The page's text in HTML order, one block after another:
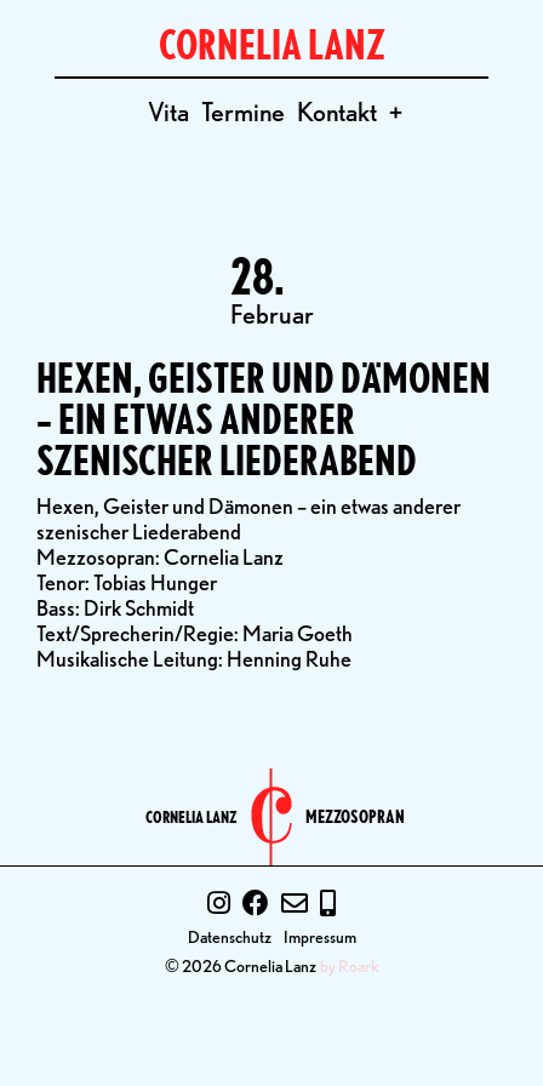
CORNELIA LANZ
Vita Termine Kontakt +
28.
Februar
HEXEN, GEISTER UND DÄMONEN
– EIN ETWAS ANDERER
SZENISCHER LIEDERABEND
Hexen, Geister und Dämonen – ein etwas anderer
szenischer Liederabend
Mezzosopran: Cornelia Lanz
Tenor: Tobias Hunger
Bass: Dirk Schmidt
Text/Sprecherin/Regie: Maria Goeth
Musikalische Leitung: Henning Ruhe
CORNELIA LANZ MEZZOSOPRAN
© 2026 Cornelia Lanz by Roark
Datenschutz Impressum